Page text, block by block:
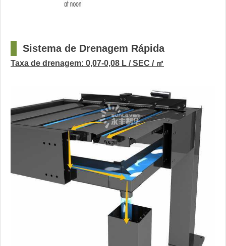
Sistema de Drenagem Rápida
Taxa de drenagem: 0,07-0,08 L / SEC / ㎡